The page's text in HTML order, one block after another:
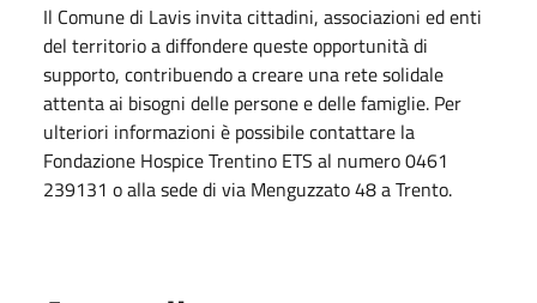
Il Comune di Lavis invita cittadini, associazioni ed enti
del territorio a diffondere queste opportunità di
supporto, contribuendo a creare una rete solidale
attenta ai bisogni delle persone e delle famiglie. Per
ulteriori informazioni è possibile contattare la
Fondazione Hospice Trentino ETS al numero 0461
239131 o alla sede di via Menguzzato 48 a Trento.